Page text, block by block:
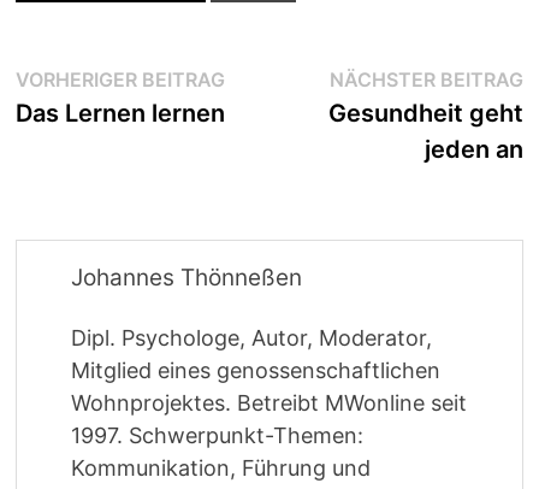
Beitragsnavigation
VORHERIGER BEITRAG Vorheriger
Das Lernen lernen
NÄCHSTER BEITRAG
Gesundheit geht
jeden an
Johannes Thönneßen
Dipl. Psychologe, Autor, Moderator,
Mitglied eines genossenschaftlichen
Wohnprojektes. Betreibt MWonline seit
1997. Schwerpunkt-Themen:
Kommunikation, Führung und